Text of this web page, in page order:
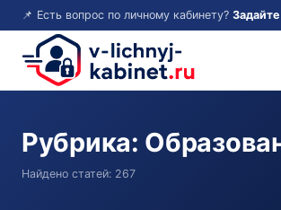
📌 Есть вопрос по личному кабинету? Задайте в
Рубрика:
Найдено статей: 267